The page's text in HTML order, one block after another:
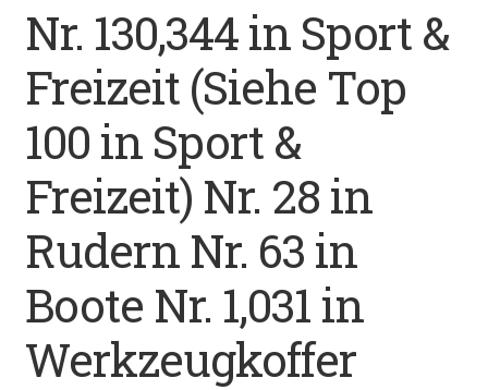
Angelvideos
Datenschutz
Impressum
Kontakt
Shop
Nr. 130,344 in Sport &
Freizeit (Siehe Top
100 in Sport &
Freizeit) Nr. 28 in
Rudern Nr. 63 in
Boote Nr. 1,031 in
Werkzeugkoffer